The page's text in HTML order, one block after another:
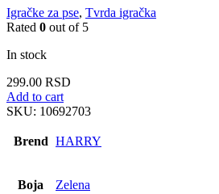
Igračke za pse, Tvrda igračka
Rated 0 out of 5
In stock
299.00 RSD
Add to cart
SKU: 10692703
Brend HARRY
Boja Zelena